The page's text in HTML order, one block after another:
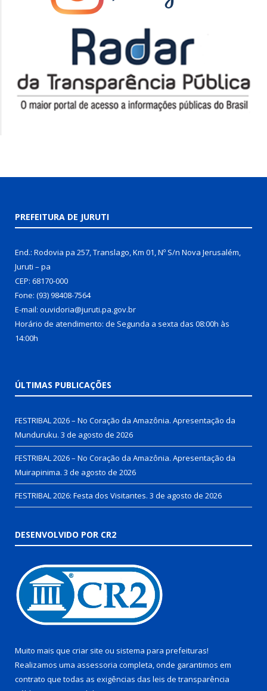
PREFEITURA DE JURUTI
End.: Rodovia pa 257, Translago, Km 01, Nº S/n Nova Jerusalém,
Juruti – pa
CEP: 68170-000
Fone: (93) 98408-7564
E-mail: ouvidoria@juruti.pa.gov.br
Horário de atendimento: de Segunda a sexta das 08:00h às
14:00h
ÚLTIMAS PUBLICAÇÕES
FESTRIBAL 2026 – No Coração da Amazônia. Apresentação da
Munduruku. 3 de agosto de 2026
FESTRIBAL 2026 – No Coração da Amazônia. Apresentação da
Muirapinima. 3 de agosto de 2026
FESTRIBAL 2026: Festa dos Visitantes. 3 de agosto de 2026
DESENVOLVIDO POR CR2
Muito mais que criar site ou sistema para prefeituras!
Realizamos uma assessoria completa, onde garantimos em
contrato que todas as exigências das leis de transparência